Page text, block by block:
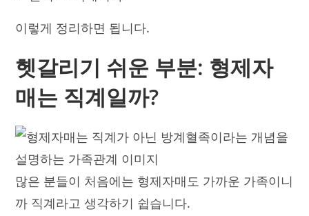
이렇게 정리하면 됩니다.
헷갈리기 쉬운 부분: 형제자
매는 직계일까?
많은 분들이 처음에는 형제자매도 가까운 가족이니
까 직계라고 생각하기 쉽습니다.